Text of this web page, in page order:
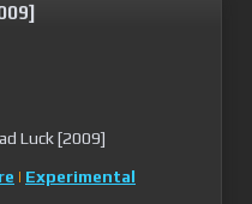
| Experimental